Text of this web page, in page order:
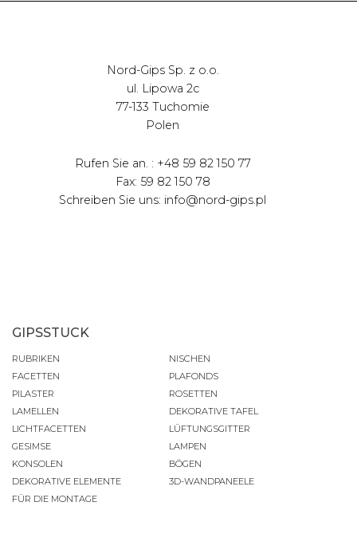
Nord-Gips Sp. z o.o.
ul. Lipowa 2c
77-133 Tuchomie
Polen
Rufen Sie an. : +48 59 82 150 77
Fax: 59 82 150 78
Schreiben Sie uns: info@nord-gips.pl
GIPSSTUCK
RUBRIKEN
FACETTEN
PILASTER
LAMELLEN
LICHTFACETTEN
GESIMSE
KONSOLEN
DEKORATIVE ELEMENTE
FÜR DIE MONTAGE
NISCHEN
PLAFONDS
ROSETTEN
DEKORATIVE TAFEL
LÜFTUNGSGITTER
LAMPEN
BÖGEN
3D-WANDPANEELE